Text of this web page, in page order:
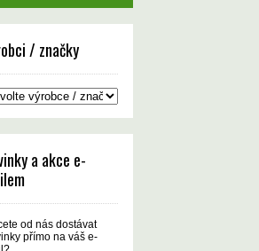
/ značky
a akce e-
od nás dostávat
přímo na váš e-